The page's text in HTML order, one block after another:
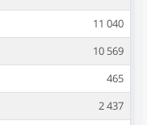
11 040
10 569
465
2 437